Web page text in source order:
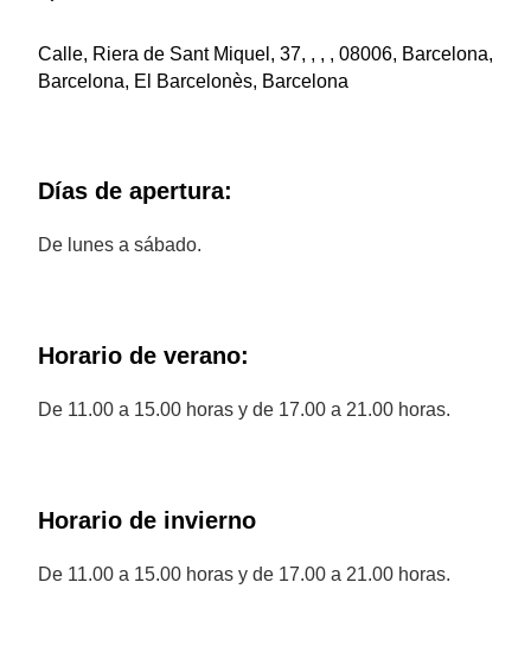
Calle, Riera de Sant Miquel, 37, , , , 08006, Barcelona,
Barcelona, El Barcelonès, Barcelona
Días de apertura:
De lunes a sábado.
Horario de verano:
De 11.00 a 15.00 horas y de 17.00 a 21.00 horas.
Horario de invierno
De 11.00 a 15.00 horas y de 17.00 a 21.00 horas.